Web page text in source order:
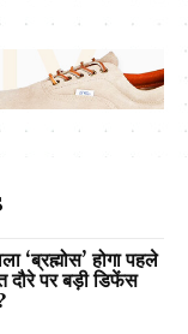
‘ब्रह्मोस’ होगा पहले
दौरे पर बड़ी डिफेंस